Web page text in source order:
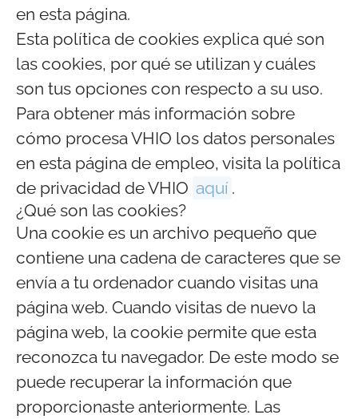
en esta página.
Esta política de cookies explica qué son
las cookies, por qué se utilizan y cuáles
son tus opciones con respecto a su uso.
Para obtener más información sobre
cómo procesa VHIO los datos personales
en esta página de empleo, visita la política
de privacidad de VHIO aquí .
¿Qué son las cookies?
Una cookie es un archivo pequeño que
contiene una cadena de caracteres que se
envía a tu ordenador cuando visitas una
página web. Cuando visitas de nuevo la
página web, la cookie permite que esta
reconozca tu navegador. De este modo se
puede recuperar la información que
proporcionaste anteriormente. Las